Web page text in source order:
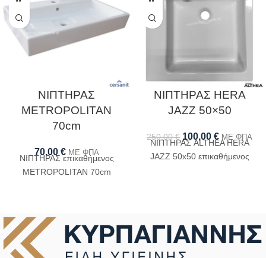
ΝΙΠΤΗΡΑΣ
METROPOLITAN
70cm
70,00 € ΜΕ ΦΠΑ
ΝΙΠΤΗΡΑΣ επικαθήμενος
METROPOLITAN 70cm
ΝΙΠΤΗΡΑΣ HERA
JAZZ 50×50
250,00€ 100,00 € ΜΕ ΦΠΑ
ΝΙΠΤΗΡΑΣ ALTHEA HERA
JAZZ 50x50 επικαθήμενος